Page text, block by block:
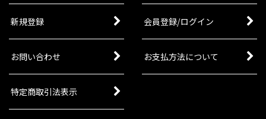
新規登録 会員登録/ログイン
お問い合わせ お支払方法について
特定商取引法表示